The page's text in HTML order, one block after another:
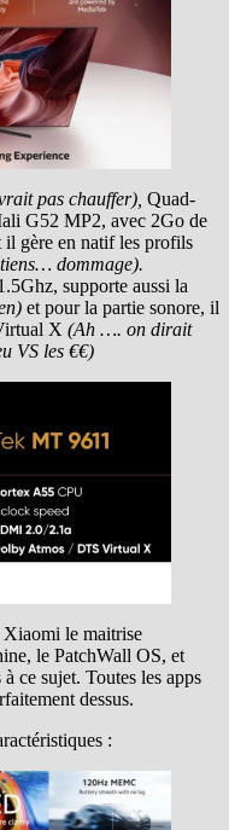
pas chauffer), Quad-
G52 MP2, avec 2Go de
gère en natif les profils
dommage).
supporte aussi la
et pour la partie sonore, il
X (Ah …. on dirait
VS les €€)
Xiaomi le maitrise
le PatchWall OS, et
ce sujet. Toutes les apps
dessus.
: